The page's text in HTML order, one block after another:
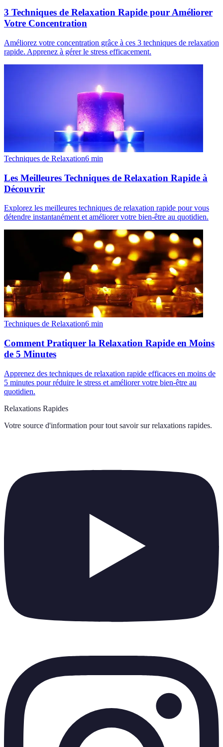
3 Techniques de Relaxation Rapide pour Améliorer
Votre Concentration
Améliorez votre concentration grâce à ces 3 techniques de relaxation
rapide. Apprenez à gérer le stress efficacement.
Techniques de Relaxation6 min
Les Meilleures Techniques de Relaxation Rapide à
Découvrir
Explorez les meilleures techniques de relaxation rapide pour vous
détendre instantanément et améliorer votre bien-être au quotidien.
Techniques de Relaxation6 min
Comment Pratiquer la Relaxation Rapide en Moins
de 5 Minutes
Apprenez des techniques de relaxation rapide efficaces en moins de
5 minutes pour réduire le stress et améliorer votre bien-être au
quotidien.
Relaxations Rapides
Votre source d'information pour tout savoir sur relaxations rapides.